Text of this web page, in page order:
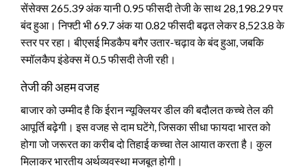
सेंसेक्स 265.39 अंक यानी 0.95 फीसदी तेजी के साथ 28,198.29 पर
बंद हुआ। निफ्टी भी 69.7 अंक या 0.82 फीसदी बढ़त लेकर 8,523.8 के
स्तर पर रहा। बीएसई मिडकैप बगैर उतार-चढ़ाव के बंद हुआ, जबकि
स्मॉलकैप इंडेक्स में 0.5 फीसदी तेजी रही।
तेजी की अहम वजह
बाजार को उम्मीद है कि ईरान न्यूक्लियर डील की बदौलत कच्चे तेल की
आपूर्ति बढ़ेगी। इस वजह से दाम घटेंगे, जिसका सीधा फायदा भारत को
होगा जो जरूरत का करीब दो तिहाई कच्चा तेल आयात करता है। कुल
मिलाकर भारतीय अर्थव्यवस्था मजबूत होगी।